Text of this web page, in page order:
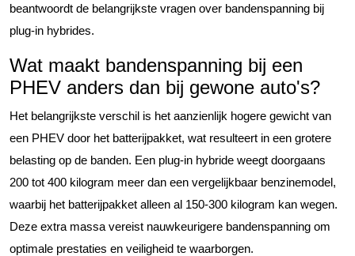
beantwoordt de belangrijkste vragen over bandenspanning bij
plug-in hybrides.
Wat maakt bandenspanning bij een
PHEV anders dan bij gewone auto's?
Het belangrijkste verschil is het aanzienlijk hogere gewicht van
een PHEV door het batterijpakket, wat resulteert in een grotere
belasting op de banden. Een plug-in hybride weegt doorgaans
200 tot 400 kilogram meer dan een vergelijkbaar benzinemodel,
waarbij het batterijpakket alleen al 150-300 kilogram kan wegen.
Deze extra massa vereist nauwkeurigere bandenspanning om
optimale prestaties en veiligheid te waarborgen.